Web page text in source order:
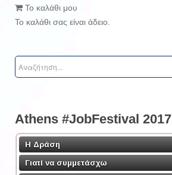
Το καλάθι μου
Το καλάθι σας είναι άδειο.
Athens #JobFestival 2017
Η Δράση
Γιατί να συμμετάσχω